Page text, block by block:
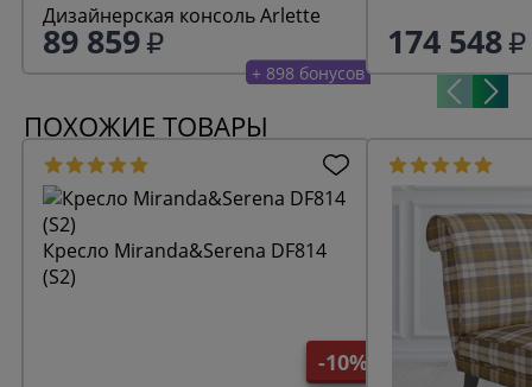
Дизайнерская консоль Arlette
89 859
+ 898 бонусов
174 548
ПОХОЖИЕ ТОВАРЫ
-10%
Кресло Miranda&Serena DF814
(S2)